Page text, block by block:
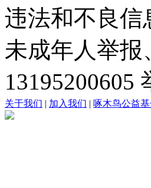
违法和不良信
未成年人举
13195200605
关于我们 | 加入我们 | 啄木鸟公益